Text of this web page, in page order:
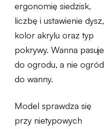
ergonomię siedzisk,
liczbę i ustawienie dysz,
kolor akrylu oraz typ
pokrywy. Wanna pasuje
do ogrodu, a nie ogród
do wanny.
Model sprawdza się
przy nietypowych